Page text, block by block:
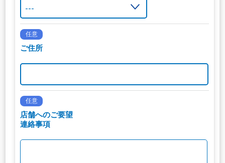
任意
ご住所
任意
店舗へのご要望
連絡事項